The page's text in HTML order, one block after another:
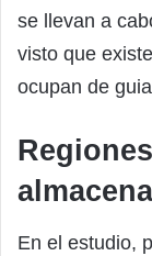
se llevan a
visto que
ocupan de
En el estudio,